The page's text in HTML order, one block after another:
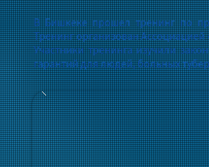
В Бишкеке прошел тренинг по
Тренинг организован
Участники тренинга изучили
гарантий для людей, больных